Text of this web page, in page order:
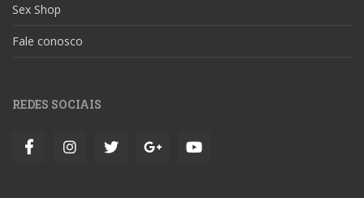
Sex Shop
Fale conosco
REDES SOCIAIS